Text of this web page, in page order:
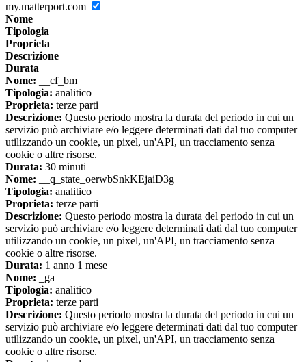
my.matterport.com
Nome
Tipologia
Proprieta
Descrizione
Durata
Nome: __cf_bm
Tipologia: analitico
Proprieta: terze parti
Descrizione: Questo periodo mostra la durata del periodo in cui un
servizio può archiviare e/o leggere determinati dati dal tuo computer
utilizzando un cookie, un pixel, un'API, un tracciamento senza
cookie o altre risorse.
Durata: 30 minuti
Nome: __q_state_oerwbSnkKEjaiD3g
Tipologia: analitico
Proprieta: terze parti
Descrizione: Questo periodo mostra la durata del periodo in cui un
servizio può archiviare e/o leggere determinati dati dal tuo computer
utilizzando un cookie, un pixel, un'API, un tracciamento senza
cookie o altre risorse.
Durata: 1 anno 1 mese
Nome: _ga
Tipologia: analitico
Proprieta: terze parti
Descrizione: Questo periodo mostra la durata del periodo in cui un
servizio può archiviare e/o leggere determinati dati dal tuo computer
utilizzando un cookie, un pixel, un'API, un tracciamento senza
cookie o altre risorse.